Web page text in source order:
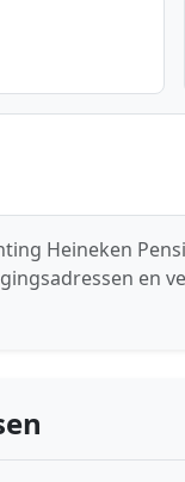
Heineken
en